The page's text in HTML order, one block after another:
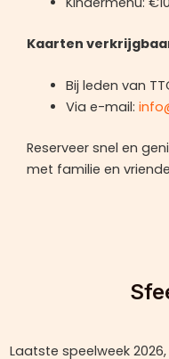
Kaarten
Bij leden van
Via e-mail:
Reserveer snel en
met familie en
Laatste speelweek